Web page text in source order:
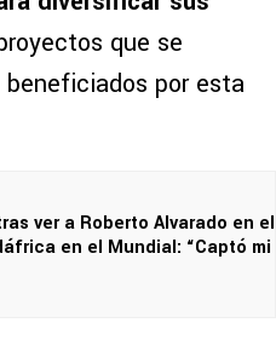
que se
por esta
ver a Roberto Alvarado en el
en el Mundial: “Captó mi